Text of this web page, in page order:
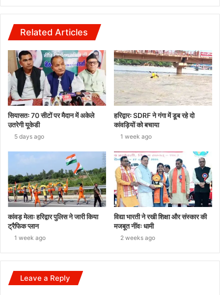
Related Articles
सियासतः 70 सीटों पर मैदान में अकेले
उतरेगी यूकेडी
5 days ago
हरिद्वारः SDRF ने गंगा में डूब रहे दो
कांवड़ियों को बचाया
1 week ago
कांवड़ मेलाः हरिद्वार पुलिस ने जारी किया
ट्रैफिक प्लान
1 week ago
विद्या भारती ने रखी शिक्षा और संस्कार की
मजबूत नींवः धामी
2 weeks ago
Leave a Reply